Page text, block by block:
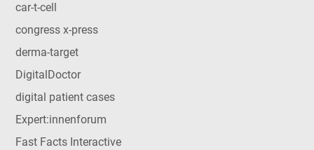
car-t-cell
congress x-press
derma-target
DigitalDoctor
digital patient cases
Expert:innenforum
Fast Facts Interactive